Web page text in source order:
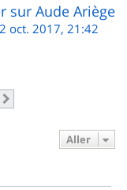
sur Aude Ariège
oct. 2017, 21:42
Aller